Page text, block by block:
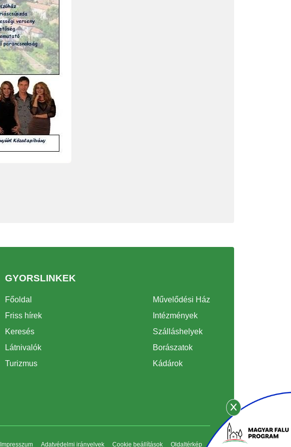
GYORSLINKEK
Főoldal
Friss hírek
Keresés
Látnivalók
Turizmus
Művelődési Ház
Intézmények
Szálláshelyek
Borászatok
Kádárok
Impresszum Adatvédelmi irányelvek Cookie beállítások Oldaltérkép